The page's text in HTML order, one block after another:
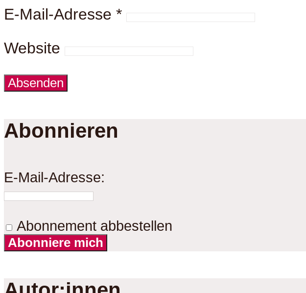
E-Mail-Adresse *
Website
Abonnieren
E-Mail-Adresse:
Abonnement abbestellen
Abonniere mich